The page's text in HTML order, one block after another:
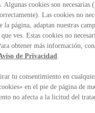
cookies son necesarias
Las cookies no
página, adaptan nuestras
ves. Estas cookies no
obtener más información,
de Privacidad
tu consentimiento en
en el pie de página de
no afecta a la licitud del